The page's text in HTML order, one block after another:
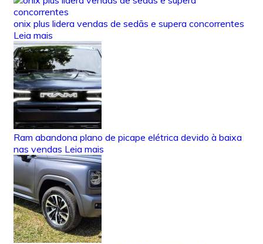
onix plus lidera vendas de sedãs e supera concorrentes
Leia mais
Ram abandona plano de picape elétrica devido à baixa
nas vendas Leia mais